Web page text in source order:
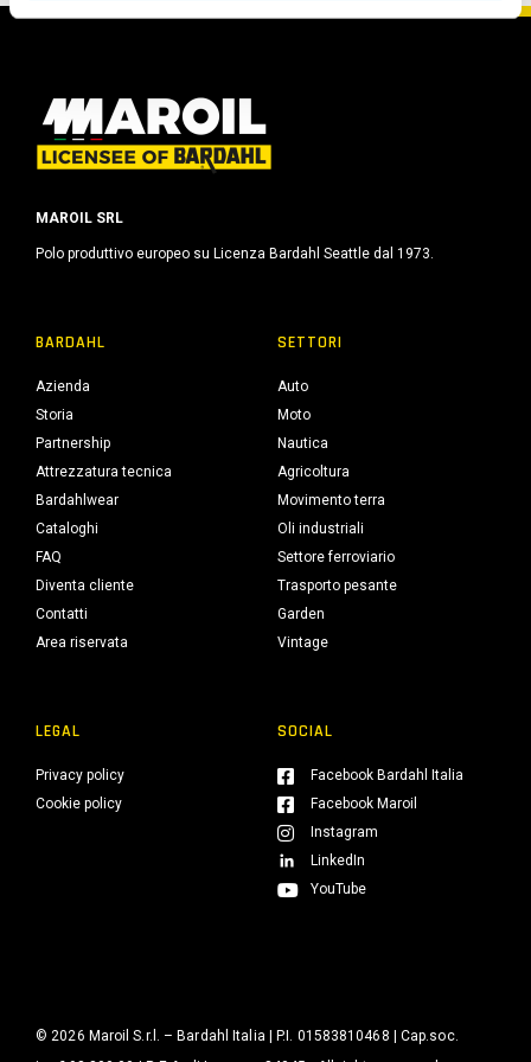
MAROIL SRL
Polo produttivo europeo su Licenza Bardahl Seattle dal 1973.
BARDAHL
Azienda
Storia
Partnership
Attrezzatura tecnica
Bardahlwear
Cataloghi
FAQ
Diventa cliente
Contatti
Area riservata
SETTORI
Auto
Moto
Nautica
Agricoltura
Movimento terra
Oli industriali
Settore ferroviario
Trasporto pesante
Garden
Vintage
LEGAL
Privacy policy
Cookie policy
SOCIAL
Facebook Bardahl Italia
Facebook Maroil
Instagram
LinkedIn
YouTube
© 2026 Maroil S.r.l. – Bardahl Italia | P.I. 01583810468 | Cap.soc.